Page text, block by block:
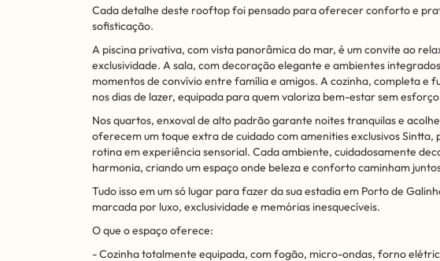
Cada detalhe deste rooftop foi pensado para oferecer conforto e
sofisticação.
A piscina privativa, com vista panorâmica do mar, é um convite ao
exclusividade. A sala, com decoração elegante e ambientes
momentos de convívio entre família e amigos. A cozinha, completa e
nos dias de lazer, equipada para quem valoriza bem-estar sem
Nos quartos, enxoval de alto padrão garante noites tranquilas e
oferecem um toque extra de cuidado com amenities exclusivos
rotina em experiência sensorial. Cada ambiente, cuidadosamente
harmonia, criando um espaço onde beleza e conforto caminham
Tudo isso em um só lugar para fazer da sua estadia em Porto de
marcada por luxo, exclusividade e memórias inesquecíveis.
O que o espaço oferece:
- Cozinha totalmente equipada, com fogão, micro-ondas, forno